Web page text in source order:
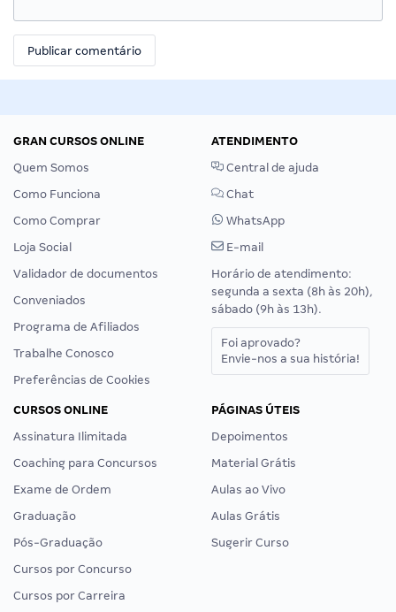
GRAN CURSOS ONLINE
Quem Somos
Como Funciona
Como Comprar
Loja Social
Validador de documentos
Conveniados
Programa de Afiliados
Trabalhe Conosco
Preferências de Cookies
ATENDIMENTO
Central de ajuda
Chat
WhatsApp
E-mail
Horário de atendimento:
segunda a sexta (8h às 20h),
sábado (9h às 13h).
Foi aprovado?
Envie-nos a sua história!
CURSOS ONLINE
Assinatura Ilimitada
Coaching para Concursos
Exame de Ordem
Graduação
Pós-Graduação
Cursos por Concurso
Cursos por Carreira
PÁGINAS ÚTEIS
Depoimentos
Material Grátis
Aulas ao Vivo
Aulas Grátis
Sugerir Curso